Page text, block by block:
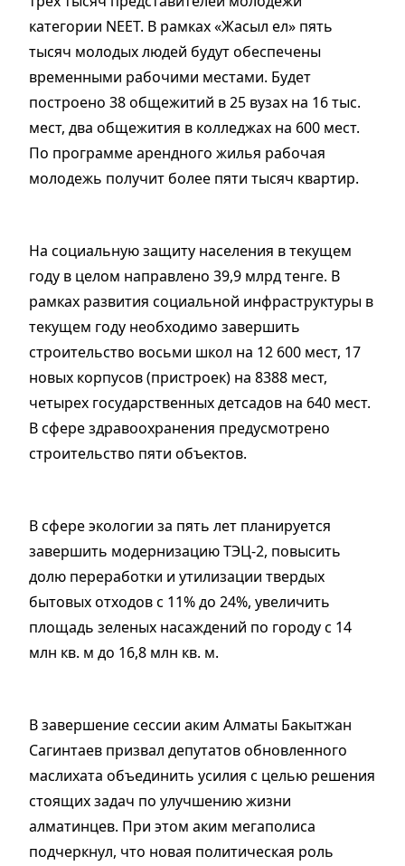
категории NEET. В рамках «Жасыл ел» пять
тысяч молодых людей будут обеспечены
временными рабочими местами. Будет
построено 38 общежитий в 25 вузах на 16 тыс.
мест, два общежития в колледжах на 600 мест.
По программе арендного жилья рабочая
молодежь получит более пяти тысяч квартир.
На социальную защиту населения в текущем
году в целом направлено 39,9 млрд тенге. В
рамках развития социальной инфраструктуры в
текущем году необходимо завершить
строительство восьми школ на 12 600 мест, 17
новых корпусов (пристроек) на 8388 мест,
четырех государственных детсадов на 640 мест.
В сфере здравоохранения предусмотрено
строительство пяти объектов.
В сфере экологии за пять лет планируется
завершить модернизацию ТЭЦ-2, повысить
долю переработки и утилизации твердых
бытовых отходов с 11% до 24%, увеличить
площадь зеленых насаждений по городу с 14
млн кв. м до 16,8 млн кв. м.
В завершение сессии аким Алматы Бакытжан
Сагинтаев призвал депутатов обновленного
маслихата объединить усилия с целью решения
стоящих задач по улучшению жизни
алматинцев. При этом аким мегаполиса
подчеркнул, что новая политическая роль